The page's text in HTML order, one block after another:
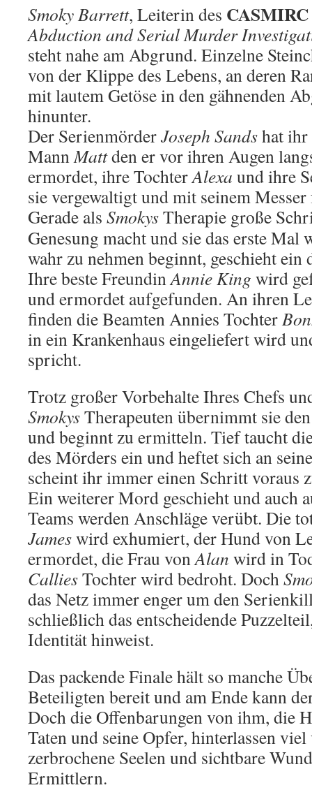
Smoky Barrett, Leiterin des CASMIRC
Abduction and Serial Murder
steht nahe am Abgrund. Einzelne
von der Klippe des Lebens, an deren
mit lautem Getöse in den gähnenden
hinunter.
Der SerienmörderJoseph Sandshat ihr
MannMattden er vor ihren Augen
ermordet, ihre TochterAlexa und ihre
sie vergewaltigt und mit seinem
Gerade als SmokysTherapie große
Genesung macht und sie das erste Mal
wahr zu nehmen beginnt, geschieht ein
Ihre beste FreundinAnnie King wird
und ermordet aufgefunden. An ihren
finden die Beamten Annies Tochter
in ein Krankenhaus eingeliefert wird
spricht.
Trotz großer Vorbehalte Ihres Chefs
SmokysTherapeuten übernimmt sie
und beginnt zu ermitteln. Tief taucht
des Mörders ein und heftet sich an
scheint ihr immer einen Schritt voraus
Ein weiterer Mord geschieht und auch
Teams werden Anschläge verübt. Die
Jameswird exhumiert, der Hund von
ermordet, die Frau vonAlan wird in
CalliesTochter wird bedroht. Doch
das Netz immer enger um den
schließlich das entscheidende
Identität hinweist.
Das packende Finale hält so manche
Beteiligten bereit und am Ende kann
Doch die Offenbarungen von ihm, die
Taten und seine Opfer, hinterlassen
zerbrochene Seelen und sichtbare
Ermittlern.